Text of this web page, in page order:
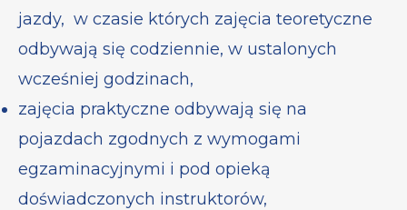
jazdy, w czasie których zajęcia teoretyczne
odbywają się codziennie, w ustalonych
wcześniej godzinach,
zajęcia praktyczne odbywają się na
pojazdach zgodnych z wymogami
egzaminacyjnymi i pod opieką
doświadczonych instruktorów,